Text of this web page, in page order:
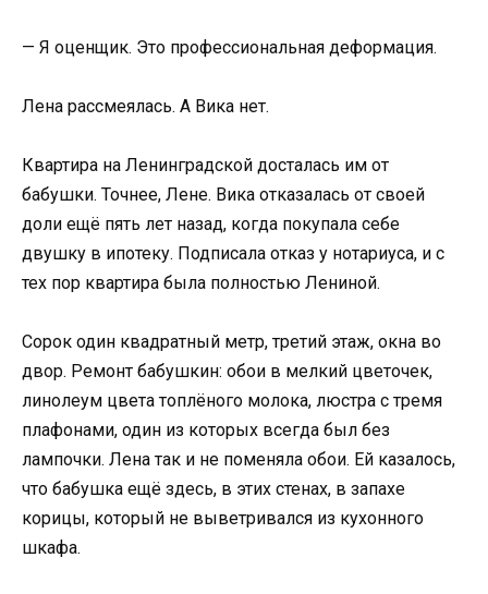
— Я оценщик. Это профессиональная деформация.
Лена рассмеялась. А Вика нет.
Квартира на Ленинградской досталась им от
бабушки. Точнее, Лене. Вика отказалась от своей
доли ещё пять лет назад, когда покупала себе
двушку в ипотеку. Подписала отказ у нотариуса, и с
тех пор квартира была полностью Лениной.
Сорок один квадратный метр, третий этаж, окна во
двор. Ремонт бабушкин: обои в мелкий цветочек,
линолеум цвета топлёного молока, люстра с тремя
плафонами, один из которых всегда был без
лампочки. Лена так и не поменяла обои. Ей казалось,
что бабушка ещё здесь, в этих стенах, в запахе
корицы, который не выветривался из кухонного
шкафа.